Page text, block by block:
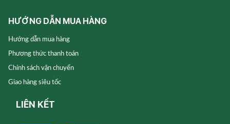
HƯỚNG DẪN MUA HÀNG
Hướng dẫn mua hàng
Phương thức thanh toán
Chính sách vận chuyển
Giao hàng siêu tốc
LIÊN KẾT